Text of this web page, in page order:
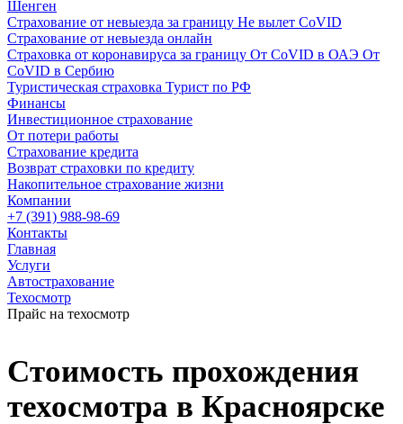
Шенген
Страхование от невыезда за границу Не вылет CoVID
Страхование от невыезда онлайн
Страховка от коронавируса за границу От CoVID в ОАЭ От
CoVID в Сербию
Туристическая страховка Турист по РФ
Финансы
Инвестиционное страхование
От потери работы
Страхование кредита
Возврат страховки по кредиту
Накопительное страхование жизни
Компании
+7 (391) 988-98-69
Контакты
Главная
Услуги
Автострахование
Техосмотр
Прайс на техосмотр
Стоимость прохождения
техосмотра в Красноярске